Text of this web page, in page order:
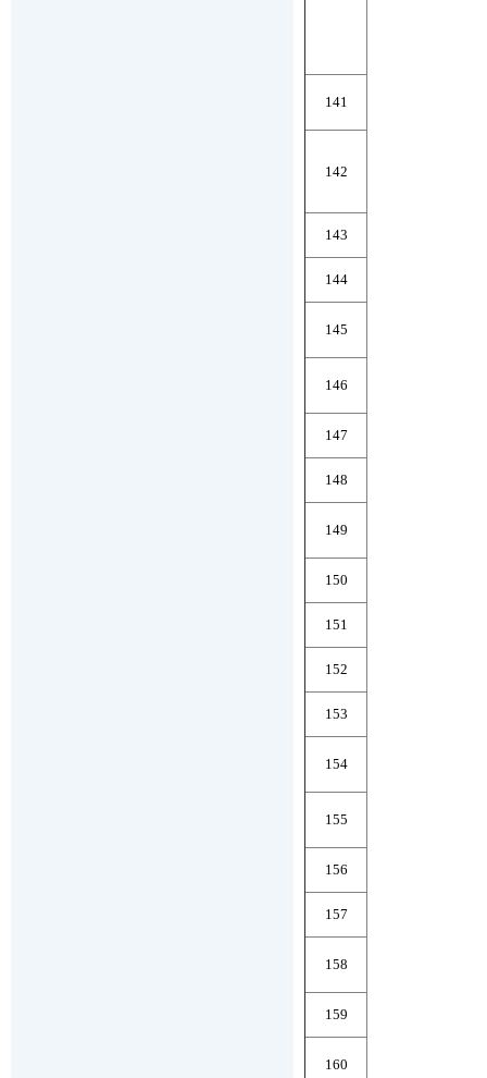
141
142
143
144
145
146
147
148
149
150
151
152
153
154
155
156
157
158
159
160